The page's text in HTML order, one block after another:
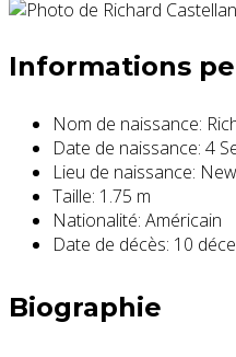
Informations
Nom de naissance:
Date de naissance: 4
Lieu de naissance:
Taille: 1.75 m
Nationalité: Américain
Date de décès: 10
Biographie